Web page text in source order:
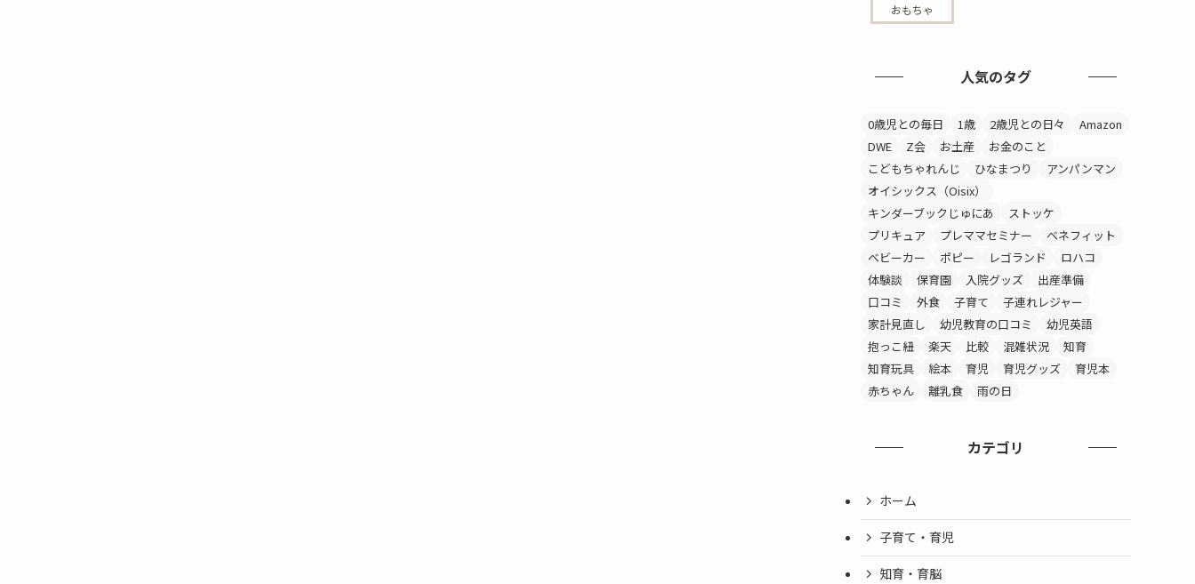
おもちゃ
人気のタグ
0歳児との毎日 1歳 2歳児との日々
Amazon
DWE
Z会 お土産
お金のこと
こどもちゃれんじ
ひなまつり
アンパンマン
オイシックス（Oisix）
キンダーブックじゅにあ
ストッケ
プリキュア
プレママセミナー
ベネフィット
ベビーカー
ポピー レゴランド
ロハコ
体験談
保育園 入院グッズ
出産準備
口コミ
外食 子育て
子連れレジャー
家計見直し
幼児教育の口コミ
幼児英語
抱っこ紐
楽天 比較 混雑状況
知育
知育玩具
絵本 育児 育児グッズ
育児本
赤ちゃん
離乳食 雨の日
カテゴリ
ホーム
子育て・育児
知育・育脳